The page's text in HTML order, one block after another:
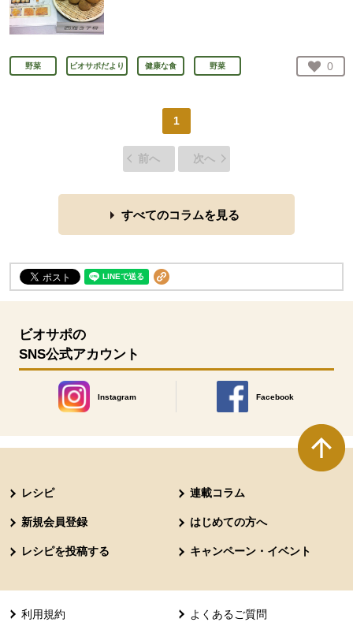
野菜 ビオサポだより 健康な食 野菜 お気
0
人
1
前へ 次へ
すべてのコラムを見る
ビオサポの
SNS公式アカウント
Instagram
別のウィンドウで開きます。
Facebook
別のウィンドウで開きます
レシピ 連載コラム
新規会員登録 はじめての方へ
レシピを投稿する キャンペーン・イベント
利用規約 よくあるご質問